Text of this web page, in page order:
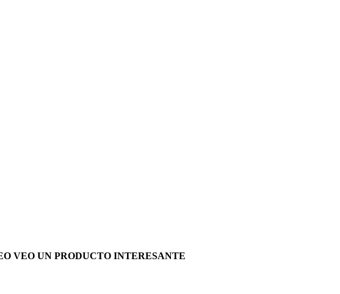
VEO UN PRODUCTO INTERESANTE